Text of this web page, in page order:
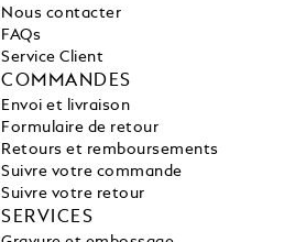
Nous contacter
FAQs
Service Client
COMMANDES
Envoi et livraison
Formulaire de retour
Retours et remboursements
Suivre votre commande
Suivre votre retour
SERVICES